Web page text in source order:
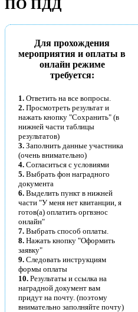
ПО ПДД
Для прохождения
мероприятия и оплаты в
онлайн режиме
требуется:
1. Ответить на все вопросы.
2. Просмотреть результат и
нажать кнопку "Сохранить" (в
нижней части таблицы
результатов)
3. Заполнить данные участника
(очень внимательно)
4. Согласиться с условиями
5. Выбрать фон наградного
документа
6. Выделить пункт в нижней
части "У меня нет квитанции, я
готов(а) оплатить оргвзнос
онлайн"
7. Выбрать способ оплаты.
8. Нажать кнопку "Оформить
заявку"
9. Следовать инструкциям
формы оплаты
10. Результаты и ссылка на
наградной документ вам
придут на почту. (поэтому
внимательно заполняйте почту)